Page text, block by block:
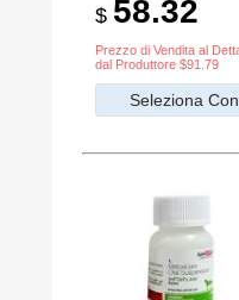
$ 58.32
Prezzo di Vendita al
dal Produttore $91.79
Seleziona